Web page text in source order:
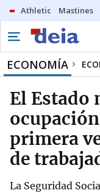
Athletic Mastines
ECONOMÍA
El Estado
primera
de
La Seguridad